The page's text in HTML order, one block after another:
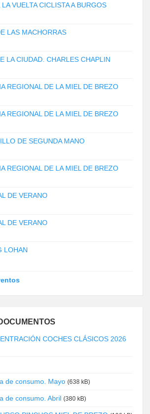
LA VUELTA CICLISTA A BURGOS
LAS MACHORRAS
LA CIUDAD. CHARLES CHAPLIN
REGIONAL DE LA MIEL DE BREZO
REGIONAL DE LA MIEL DE BREZO
DE SEGUNDA MANO
REGIONAL DE LA MIEL DE BREZO
DE VERANO
DE VERANO
LOHAN
COCHES CLÁSICOS 2026
de consumo. Mayo (638 kB)
de consumo. Abril (380 kB)